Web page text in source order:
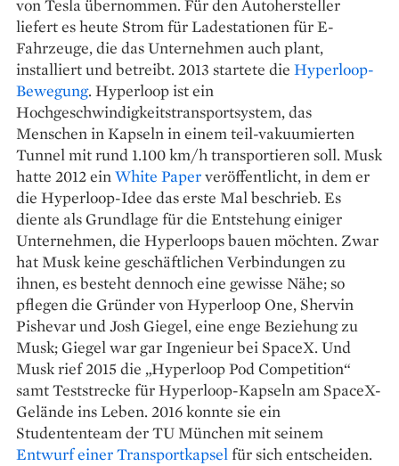
von Tesla übernommen. Für den Autohersteller
liefert es heute Strom für Ladestationen für E-
Fahrzeuge, die das Unternehmen auch plant,
installiert und betreibt. 2013 startete die Hyperloop-
Bewegung. Hyperloop ist ein
Hochgeschwindigkeitstransportsystem, das
Menschen in Kapseln in einem teil-vakuumierten
Tunnel mit rund 1.100 km/h transportieren soll. Musk
hatte 2012 einWhite Paperveröffentlicht, in dem er
die Hyperloop-Idee das erste Mal beschrieb. Es
diente als Grundlage für die Entstehung einiger
Unternehmen, die Hyperloops bauen möchten. Zwar
hat Musk keine geschäftlichen Verbindungen zu
ihnen, es besteht dennoch eine gewisse Nähe; so
pflegen die Gründer von Hyperloop One, Shervin
Pishevar und Josh Giegel, eine enge Beziehung zu
Musk; Giegel war gar Ingenieur bei SpaceX. Und
Musk rief 2015 die „Hyperloop Pod Competition“
samt Teststrecke für Hyperloop-Kapseln am SpaceX­-
Gelände ins Leben. 2016 konnte sie ein
Studententeam der TU München mit seinem
Entwurf einer Transportkapselfür sich entscheiden.